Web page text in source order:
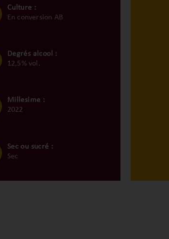
Culture :
En conversion AB
Degrés alcool :
12,5% vol.
Millesime :
2022
Sec ou sucré :
Sec